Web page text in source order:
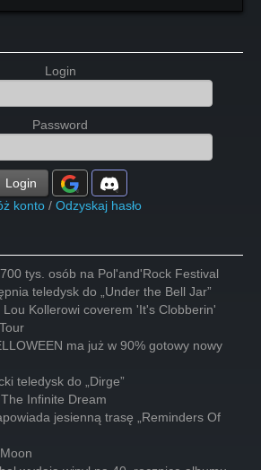
Login
Password
Login
konto / Odzyskaj hasło
tys. osób na Pol'and'Rock Festival
teledysk do „Under the Bell Jar”
Lou Kollerowi coverem 'It's Clobberin'
ma już w 90% gotowy nowy
teledysk do „Dirge”
Infinite Dream
jesienną trasę „Reminders Of